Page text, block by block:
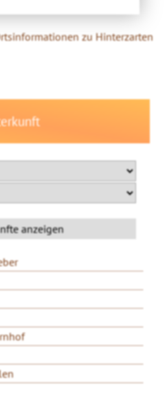
zu Hinterzarten